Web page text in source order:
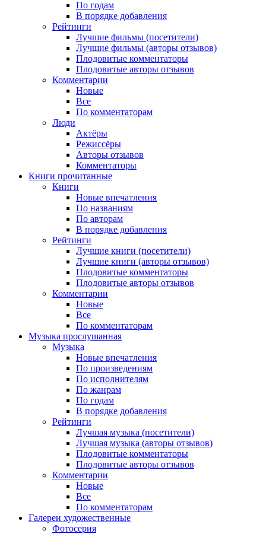
По годам
В порядке добавления
Рейтинги
Лучшие фильмы (посетители)
Лучшие фильмы (авторы отзывов)
Плодовитые комментаторы
Плодовитые авторы отзывов
Комментарии
Новые
Все
По комментаторам
Люди
Актёры
Режиссёры
Авторы отзывов
Комментаторы
Книги прочитанные
Книги
Новые впечатления
По названиям
По авторам
В порядке добавления
Рейтинги
Лучшие книги (посетители)
Лучшие книги (авторы отзывов)
Плодовитые комментаторы
Плодовитые авторы отзывов
Комментарии
Новые
Все
По комментаторам
Музыка прослушанная
Музыка
Новые впечатления
По произведениям
По исполнителям
По жанрам
По годам
В порядке добавления
Рейтинги
Лучшая музыка (посетители)
Лучшая музыка (авторы отзывов)
Плодовитые комментаторы
Плодовитые авторы отзывов
Комментарии
Новые
Все
По комментаторам
Галереи художественные
Фотосерия